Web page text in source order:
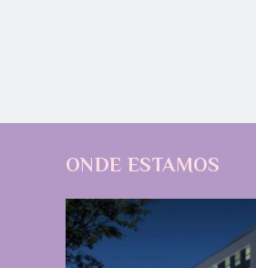
ONDE ESTAMOS